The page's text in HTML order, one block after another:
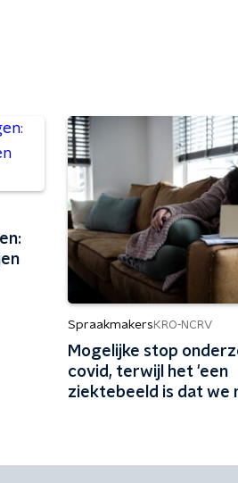
Spraakmakers KRO-NCRV
Mogelijke stop
covid, terwijl het 'een
ziektebeeld is dat we